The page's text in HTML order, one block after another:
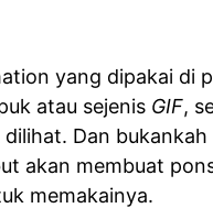
yang dipakai di
atau sejenis GIF,
Dan
akan membuat
memakainya.